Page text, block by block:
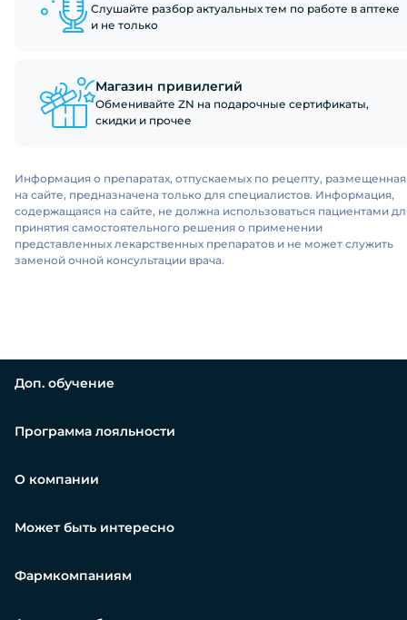
Слушайте разбор актуальных тем по работе в аптеке
и не только
Магазин привилегий
Обменивайте ZN на подарочные сертификаты,
скидки и прочее
Информация о препаратах, отпускаемых по рецепту, размещенная
на сайте, предназначена только для специалистов. Информация,
содержащаяся на сайте, не должна использоваться пациентами
принятия самостоятельного решения о применении
представленных лекарственных препаратов и не может служить
заменой очной консультации врача.
Доп. обучение
Программа лояльности
О компании
Может быть интересно
Фармкомпаниям